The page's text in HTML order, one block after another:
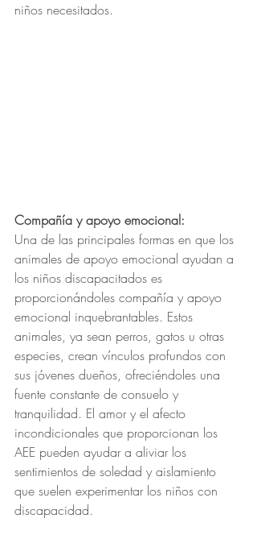
niños necesitados.
Compañía y apoyo emocional:
Una de las principales formas en que los
animales de apoyo emocional ayudan a
los niños discapacitados es
proporcionándoles compañía y apoyo
emocional inquebrantables. Estos
animales, ya sean perros, gatos u otras
especies, crean vínculos profundos con
sus jóvenes dueños, ofreciéndoles una
fuente constante de consuelo y
tranquilidad. El amor y el afecto
incondicionales que proporcionan los
AEE pueden ayudar a aliviar los
sentimientos de soledad y aislamiento
que suelen experimentar los niños con
discapacidad.